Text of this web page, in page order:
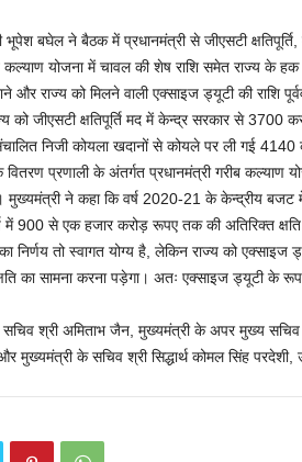
बघेल ने बैठक में प्रधानमंत्री से जीएसटी
कल्याण योजना में चावल की शेष राशि समेत राज्य के
और राज्य को मिलने वाली एक्साइज ड्यूटी की राशि
को जीएसटी क्षतिपूर्ति मद में केन्द्र सरकार से 3700
निजी कोयला खदानों से कोयले पर ली गई 4140
वितरण प्रणाली के अंतर्गत प्रधानमंत्री गरीब
मुख्यमंत्री ने कहा कि वर्ष 2020-21 के केन्द्रीय
में 900 से एक हजार करोड़ रूपए तक की अतिरिक्त
निर्णय तो स्वागत योग्य है, लेकिन राज्य को
का सामना करना पड़ेगा। अतः एक्साइज ड्यूटी के
श्री अमिताभ जैन, मुख्यमंत्री के अपर मुख्य सचिव
और मुख्यमंत्री के सचिव श्री सिद्धार्थ कोमल सिंह